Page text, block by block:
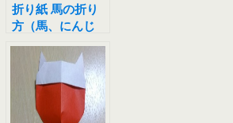
折り紙 馬の折り
方（馬、にんじ
ん）